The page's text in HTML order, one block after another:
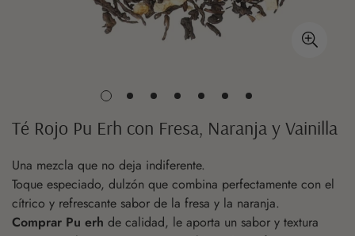
Té Rojo Pu Erh con Fresa, Naranja y Vainilla
Una mezcla que no deja indiferente.
Toque especiado, dulzón que combina perfectamente con el
cítrico y refrescante sabor de la fresa y la naranja.
Comprar Pu erh de calidad, le aporta un sabor y textura